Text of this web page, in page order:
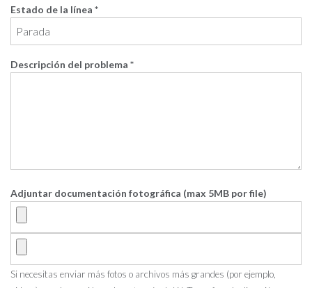
Estado de la línea *
Descripción del problema *
Adjuntar documentación fotográfica (max 5MB por file)
Si necesitas enviar más fotos o archivos más grandes (por ejemplo,